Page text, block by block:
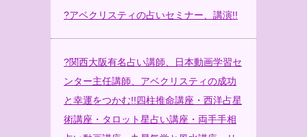
?アベクリスティの占いセミナー、講演!!
?関西大阪有名占い講師、日本動画学習セ
ンター主任講師、アベクリスティの成功
と幸運をつかむ!!四柱推命講座・西洋占星
術講座・タロット星占い講座・両手手相